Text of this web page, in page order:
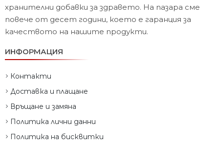
хранителни добавки за здравето. На пазара сме
повече от десет години, което е гаранция за
качеството на нашите продукти.
ИНФОРМАЦИЯ
Контакти
Доставка и плащане
Връщане и замяна
Политика лични данни
Политика на бисквитки